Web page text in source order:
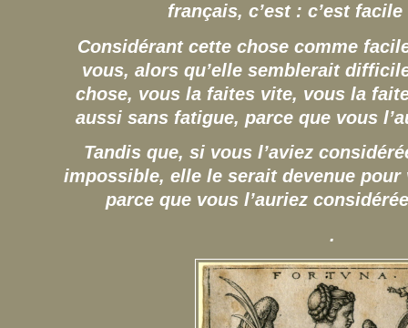
français, c’est : c’est
Considérant cette chose comme
vous, alors qu’elle semblerait
chose, vous la faites vite, vous la
aussi sans fatigue, parce que vous
Tandis que, si vous l’aviez
impossible, elle le serait devenue
parce que vous l’auriez
.